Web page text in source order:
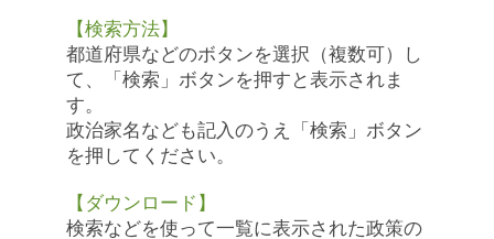
【検索方法】
都道府県などのボタンを選択（複数可）し
て、「検索」ボタンを押すと表示されま
す。
政治家名なども記入のうえ「検索」ボタン
を押してください。
【ダウンロード】
検索などを使って一覧に表示された政策の